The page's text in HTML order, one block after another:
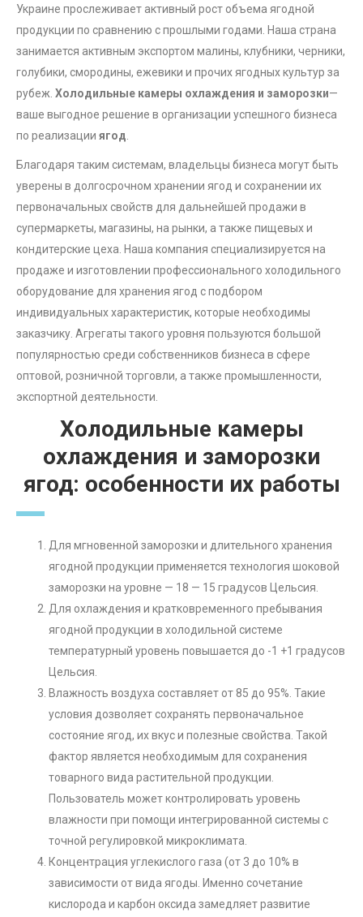
Украине прослеживает активный рост объема ягодной
продукции по сравнению с прошлыми годами. Наша страна
занимается активным экспортом малины, клубники, черники,
голубики, смородины, ежевики и прочих ягодных культур за
рубеж. Холодильные камеры охлаждения и заморозки—
ваше выгодное решение в организации успешного бизнеса
по реализации ягод.
Благодаря таким системам, владельцы бизнеса могут быть
уверены в долгосрочном хранении ягод и сохранении их
первоначальных свойств для дальнейшей продажи в
супермаркеты, магазины, на рынки, а также пищевых и
кондитерские цеха. Наша компания специализируется на
продаже и изготовлении профессионального холодильного
оборудование для хранения ягод с подбором
индивидуальных характеристик, которые необходимы
заказчику. Агрегаты такого уровня пользуются большой
популярностью среди собственников бизнеса в сфере
оптовой, розничной торговли, а также промышленности,
экспортной деятельности.
Холодильные камеры
охлаждения и заморозки
ягод: особенности их работы
Для мгновенной заморозки и длительного хранения
ягодной продукции применяется технология шоковой
заморозки на уровне — 18 — 15 градусов Цельсия.
Для охлаждения и кратковременного пребывания
ягодной продукции в холодильной системе
температурный уровень повышается до -1 +1 градусов
Цельсия.
Влажность воздуха составляет от 85 до 95%. Такие
условия дозволяет сохранять первоначальное
состояние ягод, их вкус и полезные свойства. Такой
фактор является необходимым для сохранения
товарного вида растительной продукции.
Пользователь может контролировать уровень
влажности при помощи интегрированной системы с
точной регулировкой микроклимата.
Концентрация углекислого газа (от 3 до 10% в
зависимости от вида ягоды. Именно сочетание
кислорода и карбон оксида замедляет развитие